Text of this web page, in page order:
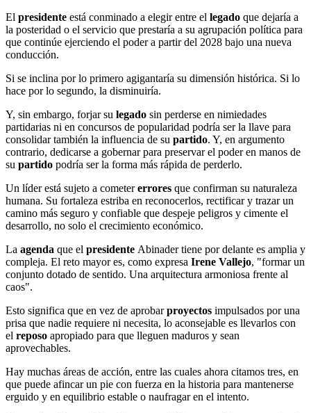
El presidente está conminado a elegir entre el legado que dejaría a
la posteridad o el servicio que prestaría a su agrupación política para
que continúe ejerciendo el poder a partir del 2028 bajo una nueva
conducción.
Si se inclina por lo primero agigantaría su dimensión histórica. Si lo
hace por lo segundo, la disminuiría.
Y, sin embargo, forjar su legado sin perderse en nimiedades
partidarias ni en concursos de popularidad podría ser la llave para
consolidar también la influencia de su partido. Y, en argumento
contrario, dedicarse a gobernar para preservar el poder en manos de
su partido podría ser la forma más rápida de perderlo.
Un líder está sujeto a cometererrores que confirman su naturaleza
humana. Su fortaleza estriba en reconocerlos, rectificar y trazar un
camino más seguro y confiable que despeje peligros y cimente el
desarrollo, no solo el crecimiento económico.
La agenda que el presidente Abinader tiene por delante es amplia y
compleja. El reto mayor es, como expresa Irene Vallejo, "formar un
conjunto dotado de sentido. Una arquitectura armoniosa frente al
caos".
Esto significa que en vez de aprobarproyectos impulsados por una
prisa que nadie requiere ni necesita, lo aconsejable es llevarlos con
el reposo apropiado para que lleguen maduros y sean
aprovechables.
Hay muchas áreas de acción, entre las cuales ahora citamos tres, en
que puede afincar un pie con fuerza en la historia para mantenerse
erguido y en equilibrio estable o naufragar en el intento.